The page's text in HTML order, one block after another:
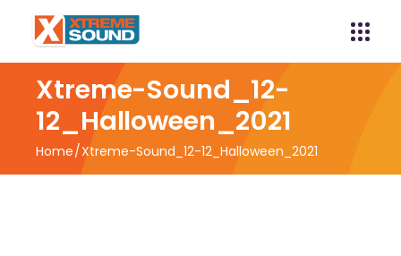
Xtreme-Sound_12-
12_Halloween_2021
Home Xtreme-Sound_12-12_Halloween_2021